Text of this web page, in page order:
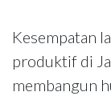
Kesempatan
produktif di
membangun